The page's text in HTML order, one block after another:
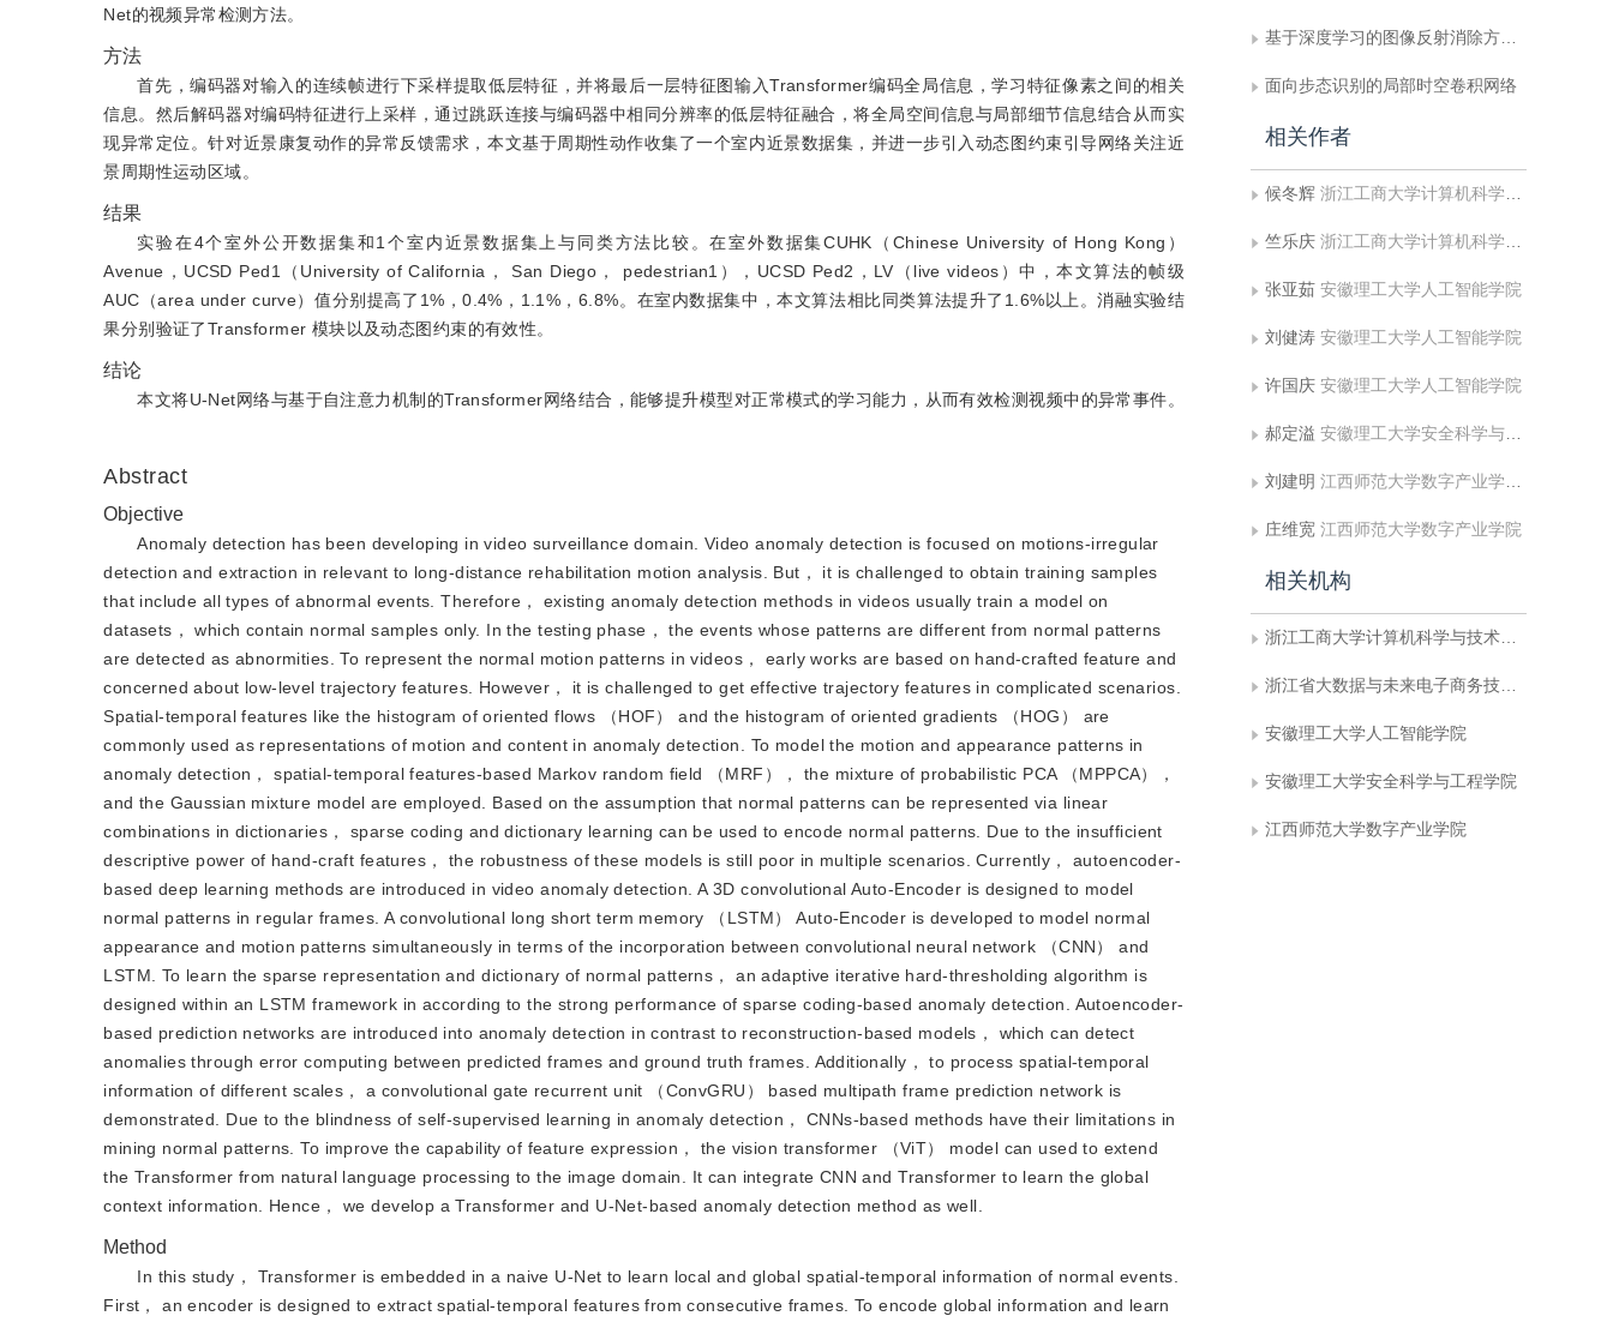
Net的视频异常检测方法。
方法
首先，编码器对输入的连续帧进行下采样提取低层特征，并将最后一层特征图输入Transformer编码全局信息，学习特征像素之间的相关
信息。然后解码器对编码特征进行上采样，通过跳跃连接与编码器中相同分辨率的低层特征融合，将全局空间信息与局部细节信息结合从而实
现异常定位。针对近景康复动作的异常反馈需求，本文基于周期性动作收集了一个室内近景数据集，并进一步引入动态图约束引导网络关注近
景周期性运动区域。
结果
实验在4个室外公开数据集和1个室内近景数据集上与同类方法比较。在室外数据集CUHK（Chinese University of Hong Kong）
Avenue，UCSD Ped1（University of California， San Diego， pedestrian1），UCSD Ped2，LV（live videos）中，本文算法的帧级
AUC（area under curve）值分别提高了1%，0.4%，1.1%，6.8%。在室内数据集中，本文算法相比同类算法提升了1.6%以上。消融实验结
果分别验证了Transformer 模块以及动态图约束的有效性。
结论
本文将U-Net网络与基于自注意力机制的Transformer网络结合，能够提升模型对正常模式的学习能力，从而有效检测视频中的异常事件。
Abstract
Objective
Anomaly detection has been developing in video surveillance domain. Video anomaly detection is focused on motions-irregular
detection and extraction in relevant to long-distance rehabilitation motion analysis. But， it is challenged to obtain training samples
that include all types of abnormal events. Therefore， existing anomaly detection methods in videos usually train a model on
datasets， which contain normal samples only. In the testing phase， the events whose patterns are different from normal patterns
are detected as abnormities. To represent the normal motion patterns in videos， early works are based on hand-crafted feature and
concerned about low-level trajectory features. However， it is challenged to get effective trajectory features in complicated scenarios.
Spatial-temporal features like the histogram of oriented flows （HOF） and the histogram of oriented gradients （HOG） are
commonly used as representations of motion and content in anomaly detection. To model the motion and appearance patterns in
anomaly detection， spatial-temporal features-based Markov random field （MRF）， the mixture of probabilistic PCA （MPPCA），
and the Gaussian mixture model are employed. Based on the assumption that normal patterns can be represented via linear
combinations in dictionaries， sparse coding and dictionary learning can be used to encode normal patterns. Due to the insufficient
descriptive power of hand-craft features， the robustness of these models is still poor in multiple scenarios. Currently， autoencoder-
based deep learning methods are introduced in video anomaly detection. A 3D convolutional Auto-Encoder is designed to model
normal patterns in regular frames. A convolutional long short term memory （LSTM） Auto-Encoder is developed to model normal
appearance and motion patterns simultaneously in terms of the incorporation between convolutional neural network （CNN） and
LSTM. To learn the sparse representation and dictionary of normal patterns， an adaptive iterative hard-thresholding algorithm is
designed within an LSTM framework in according to the strong performance of sparse coding-based anomaly detection. Autoencoder-
based prediction networks are introduced into anomaly detection in contrast to reconstruction-based models， which can detect
anomalies through error computing between predicted frames and ground truth frames. Additionally， to process spatial-temporal
information of different scales， a convolutional gate recurrent unit （ConvGRU） based multipath frame prediction network is
demonstrated. Due to the blindness of self-supervised learning in anomaly detection， CNNs-based methods have their limitations in
mining normal patterns. To improve the capability of feature expression， the vision transformer （ViT） model can used to extend
the Transformer from natural language processing to the image domain. It can integrate CNN and Transformer to learn the global
context information. Hence， we develop a Transformer and U-Net-based anomaly detection method as well.
Method
In this study， Transformer is embedded in a naive U-Net to learn local and global spatial-temporal information of normal events.
First， an encoder is designed to extract spatial-temporal features from consecutive frames. To encode global information and learn
基于深度学习的图像反射消除方法综述
面向步态识别的局部时空卷积网络
相关作者
候冬辉 浙江工商大学计算机科学与技术学院;浙江省大数据与未来电子商务技术重点实验室
竺乐庆 浙江工商大学计算机科学与技术学院;浙江省大数据与未来电子商务技术重点实验室
张亚茹 安徽理工大学人工智能学院
刘健涛 安徽理工大学人工智能学院
许国庆 安徽理工大学人工智能学院
郝定溢 安徽理工大学安全科学与工程学院
刘建明 江西师范大学数字产业学院;江西师范大学计算机信息工程学院
庄维宽 江西师范大学数字产业学院
相关机构
浙江工商大学计算机科学与技术学院
浙江省大数据与未来电子商务技术重点实验室
安徽理工大学人工智能学院
安徽理工大学安全科学与工程学院
江西师范大学数字产业学院